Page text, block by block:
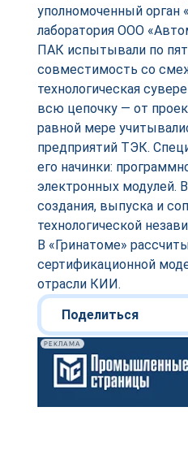
уполномоченный орган
лаборатория ООО
ПАК испытывали по
совместимость со
технологическая
всю цепочку — от
равной мере
предприятий ТЭК.
его начинки:
электронных модулей.
создания, выпуска и
технологической
В «Гринатоме»
сертификационной
отрасли КИИ.
Поделиться
РЕКЛАМА